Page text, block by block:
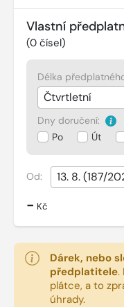
Vlastní
(0 čísel)
Délka
Dny doručení:
Po
Út
Od:
- Kč
Dárek, nebo
předplatitele.
plátce, a to
úhrady.